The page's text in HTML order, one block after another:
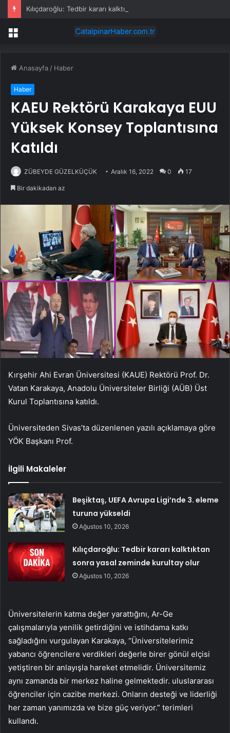
Menü
Anasayfa / Haber
Haber
KAEU Rektörü Karakaya EUU
Yüksek Konsey Toplantısına
Katıldı
ZÜBEYDE GÜZELKÜÇÜK Aralık 16, 2022 0 17
Bir dakikadan az
Kırşehir Ahi Evran Üniversitesi (KAUE) Rektörü Prof. Dr.
Vatan Karakaya, Anadolu Üniversiteler Birliği (AÜB) Üst
Kurul Toplantısına katıldı.
Üniversiteden Sivas’ta düzenlenen yazılı açıklamaya göre
YÖK Başkanı Prof.
İlgili Makaleler
Beşiktaş, UEFA Avrupa Ligi’nde 3. eleme
turuna yükseldi
Ağustos 10, 2026
Kılıçdaroğlu: Tedbir kararı kalktıktan
sonra yasal zeminde kurultay olur
Ağustos 10, 2026
Üniversitelerin katma değer yarattığını, Ar-Ge
çalışmalarıyla yenilik getirdiğini ve istihdama katkı
sağladığını vurgulayan Karakaya, “Üniversitelerimiz
yabancı öğrencilere verdikleri değerle birer gönül elçisi
yetiştiren bir anlayışla hareket etmelidir. Üniversitemiz
aynı zamanda bir merkez haline gelmektedir. uluslararası
öğrenciler için cazibe merkezi. Onların desteği ve liderliği
her zaman yanımızda ve bize güç veriyor.” terimleri
kullandı.